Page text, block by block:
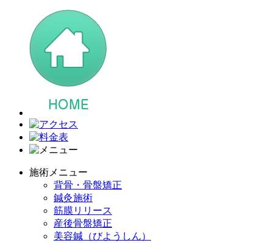
施術メニュー
背骨・骨盤矯正
鍼灸施術
筋膜リリース
産後骨盤矯正
美容鍼（びようしん）